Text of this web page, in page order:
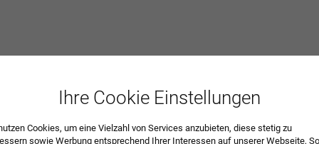
Ihre Cookie Einstellungen
Cookies, um eine Vielzahl von Services anzubieten, diese stetig zu
sowie Werbung entsprechend Ihrer Interessen auf unserer Webseite,